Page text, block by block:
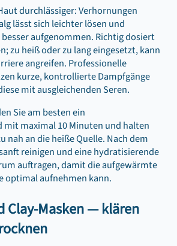
durchlässiger: Verhornungen
lässt sich leichter lösen und
aufgenommen. Richtig dosiert
zu heiß oder zu lang eingesetzt, kann
angreifen. Professionelle
kurze, kontrollierte Dampfgänge
mit ausgleichenden Seren.
Sie am besten ein
mit maximal 10 Minuten und halten
nah an die heiße Quelle. Nach dem
reinigen und eine hydratisierende
auftragen, damit die aufgewärmte
optimal aufnehmen kann.
Clay-Masken — klären